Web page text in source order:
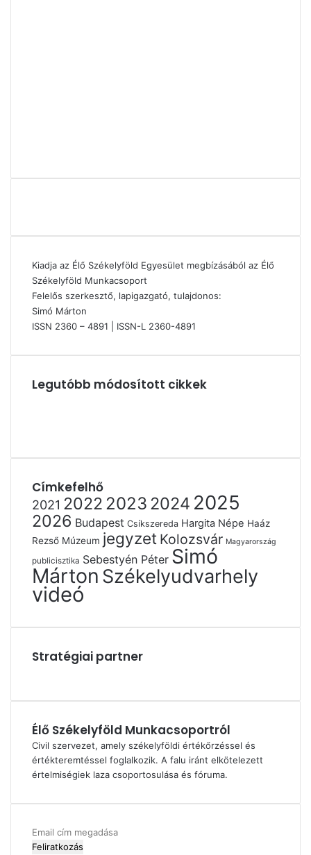
Kiadja az Élő Székelyföld Egyesület megbízásából az Élő
Székelyföld Munkacsoport
Felelős szerkesztő, lapigazgató, tulajdonos:
Simó Márton
ISSN 2360 – 4891 | ISSN-L 2360-4891
Legutóbb módosított cikkek
Címkefelhő
2021 2022 2023 2024 2025
2026 Budapest Csíkszereda Hargita Népe Haáz
Rezső Múzeum jegyzet Kolozsvár Magyarország
publicisztika Sebestyén Péter Simó
Márton Székelyudvarhely
videó
Stratégiai partner
Élő Székelyföld Munkacsoportról
Civil szervezet, amely székelyföldi értékőrzéssel és
értékteremtéssel foglalkozik. A falu iránt elkötelezett
értelmiségiek laza csoportosulása és fóruma.
Email
cím